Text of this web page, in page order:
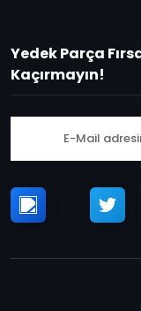
Yedek Parça
Kaçırmayın!